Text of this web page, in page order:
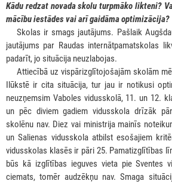
Kādu redzat novada skolu turpmāko likteni?
mācību iestādes vai arī gaidāma optimizācija?
Skolas ir smags jautājums. Pašlaik
jautājums par Raudas internātpamatskolas
padarīt, jo situācija neuzlabojas.
Attiecībā uz vispārizglītojošajām skolām
Ilūkstē ir cita situācija, tur jau ir notikusi
neuzņemsim Vaboles vidusskolā, 11. un 12.
un pēc diviem gadiem vidusskola drīzāk
skolēnu nav. Diez vai ministrija mainīs
un Salienas vidusskola atbilst esošajiem
vidusskolas klasēs ir pāri 25. Pamatizglītības
būs kā izglītības ieguves vieta pie Sventes
ciemats, tomēr audzēkņu nav. Smaga